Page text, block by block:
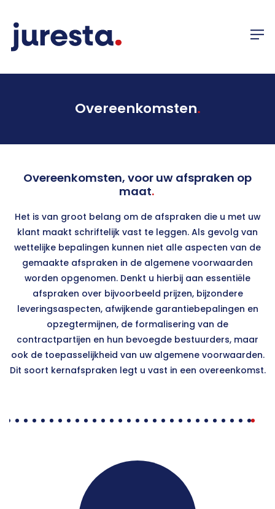
Overeenkomsten.
Overeenkomsten, voor uw afspraken op
maat.
Het is van groot belang om de afspraken die u met uw
klant maakt schriftelijk vast te leggen. Als gevolg van
wettelijke bepalingen kunnen niet alle aspecten van de
gemaakte afspraken in de algemene voorwaarden
worden opgenomen. Denkt u hierbij aan essentiële
afspraken over bijvoorbeeld prijzen, bijzondere
leveringsaspecten, afwijkende garantiebepalingen en
opzegtermijnen, de formalisering van de
contractpartijen en hun bevoegde bestuurders, maar
ook de toepasselijkheid van uw algemene voorwaarden.
Dit soort kernafspraken legt u vast in een overeenkomst.